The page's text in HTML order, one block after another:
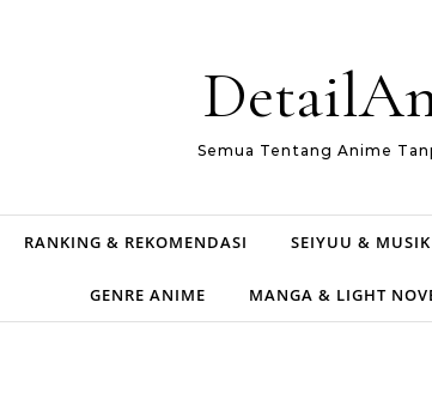
Semua Tentang Anime
RANKING & REKOMENDASI SEIYUU & MUSIK
GENRE ANIME MANGA & LIGHT